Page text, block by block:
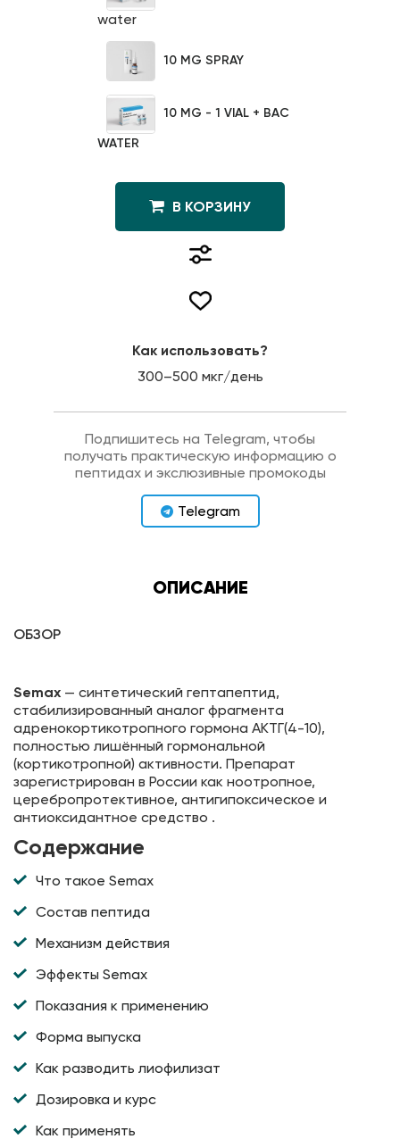
water
10 MG SPRAY
10 MG - 1 VIAL + BAC
WATER
В КОРЗИНУ
Как использовать?
300–500 мкг/день
Подпишитесь на Telegram, чтобы
получать практическую информацию о
пептидах и экслюзивные промокоды
Telegram
ОПИСАНИЕ
ОБЗОР
Semax — синтетический гептапептид,
стабилизированный аналог фрагмента
адренокортикотропного гормона АКТГ(4-10),
полностью лишённый гормональной
(кортикотропной) активности. Препарат
зарегистрирован в России как ноотропное,
церебропротективное, антигипоксическое и
антиоксидантное средство .
Содержание
Что такое Semax
Состав пептида
Механизм действия
Эффекты Semax
Показания к применению
Форма выпуска
Как разводить лиофилизат
Дозировка и курс
Как применять